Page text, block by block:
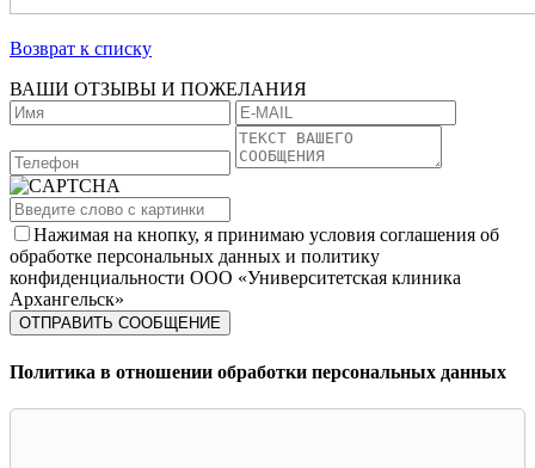
Возврат к списку
ВАШИ ОТЗЫВЫ И ПОЖЕЛАНИЯ
Нажимая на кнопку, я принимаю условия соглашения об
обработке персональных данных и политику
конфиденциальности ООО «Университетская клиника
Архангельск»
Политика в отношении обработки персональных данных